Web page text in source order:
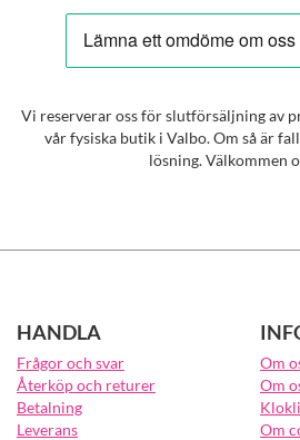
Vi reserverar oss för slutförsäljning av
vår fysiska butik i Valbo. Om så är
lösning. Välkommen
HANDLA
Frågor och svar
Återköp och returer
Betalning
Leverans
Om
Om
Om